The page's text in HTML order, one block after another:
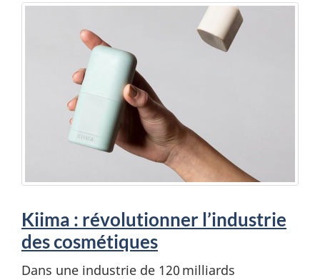
Kiima : révolutionner l’industrie
des cosmétiques
Dans une industrie de 120 milliards